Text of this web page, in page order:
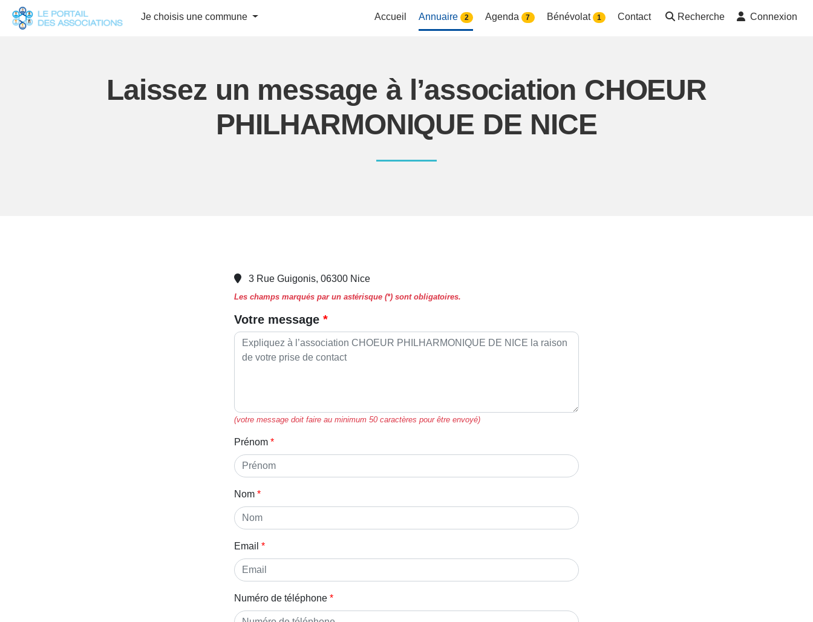
Je choisis une commune Accueil Annuaire 2 Agenda 7 Bénévolat 1 Contact Recherche Connexion
Laissez un message à l’association CHOEUR
PHILHARMONIQUE DE NICE
3 Rue Guigonis, 06300 Nice
Les champs marqués par un astérisque (*) sont obligatoires.
Votre message
(votre message doit faire au minimum 50 caractères pour être envoyé)
Prénom
Nom
Email
Numéro de téléphone
Panneau de gestion des cookies